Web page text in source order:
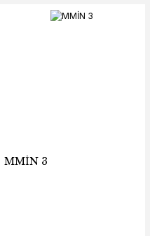
MMİN 3